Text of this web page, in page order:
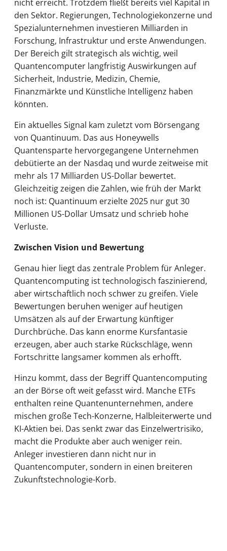
nicht erreicht. Trotzdem fließt bereits viel Kapital in
den Sektor. Regierungen, Technologiekonzerne und
Spezialunternehmen investieren Milliarden in
Forschung, Infrastruktur und erste Anwendungen.
Der Bereich gilt strategisch als wichtig, weil
Quantencomputer langfristig Auswirkungen auf
Sicherheit, Industrie, Medizin, Chemie,
Finanzmärkte und Künstliche Intelligenz haben
könnten.
Ein aktuelles Signal kam zuletzt vom Börsengang
von Quantinuum. Das aus Honeywells
Quantensparte hervorgegangene Unternehmen
debütierte an der Nasdaq und wurde zeitweise mit
mehr als 17 Milliarden US-Dollar bewertet.
Gleichzeitig zeigen die Zahlen, wie früh der Markt
noch ist: Quantinuum erzielte 2025 nur gut 30
Millionen US-Dollar Umsatz und schrieb hohe
Verluste.
Zwischen Vision und Bewertung
Genau hier liegt das zentrale Problem für Anleger.
Quantencomputing ist technologisch faszinierend,
aber wirtschaftlich noch schwer zu greifen. Viele
Bewertungen beruhen weniger auf heutigen
Umsätzen als auf der Erwartung künftiger
Durchbrüche. Das kann enorme Kursfantasie
erzeugen, aber auch starke Rückschläge, wenn
Fortschritte langsamer kommen als erhofft.
Hinzu kommt, dass der Begriff Quantencomputing
an der Börse oft weit gefasst wird. Manche ETFs
enthalten reine Quantenunternehmen, andere
mischen große Tech-Konzerne, Halbleiterwerte und
KI-Aktien bei. Das senkt zwar das Einzelwertrisiko,
macht die Produkte aber auch weniger rein.
Anleger investieren dann nicht nur in
Quantencomputer, sondern in einen breiteren
Zukunftstechnologie-Korb.